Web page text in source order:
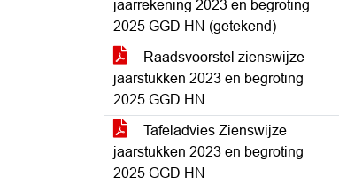
jaarrekening 2023 en begroting
2025 GGD HN (getekend)
Raadsvoorstel zienswijze
jaarstukken 2023 en begroting
2025 GGD HN
Tafeladvies Zienswijze
jaarstukken 2023 en begroting
2025 GGD HN